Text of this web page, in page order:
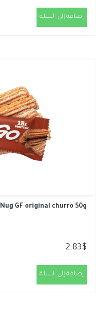
إضافة إلى السلة
Nug GF original churro 50g
2.83$
إضافة إلى السلة